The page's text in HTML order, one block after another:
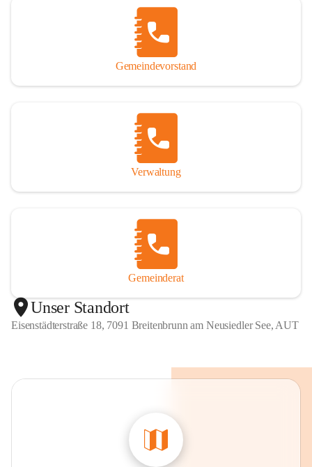
Gemeindevorstand
Verwaltung
Gemeinderat
Unser Standort
Eisenstädterstraße 18, 7091 Breitenbrunn am Neusiedler See, AUT